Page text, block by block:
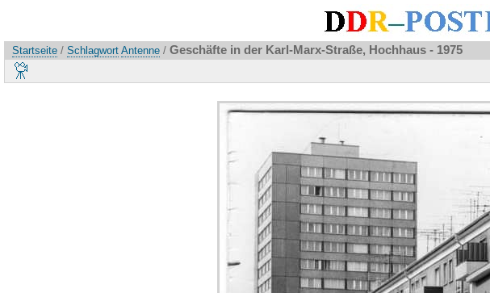
Startseite / Schlagwort Antenne / Geschäfte in der Karl-Marx-Straße, Hochhaus - 1975